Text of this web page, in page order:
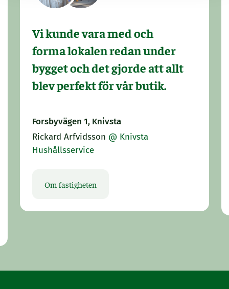
Vi kunde vara med och
forma lokalen redan under
bygget och det gjorde att allt
blev perfekt för vår butik.
Forsbyvägen 1, Knivsta
Rickard Arfvidsson @ Knivsta
Hushållsservice
Om fastigheten